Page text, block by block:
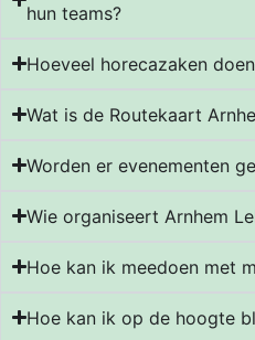
hun teams?
Hoeveel horecazaken
Wat is de Routekaart
Worden er evenementen
Wie organiseert Arnhem
Hoe kan ik meedoen met
Hoe kan ik op de hoogte